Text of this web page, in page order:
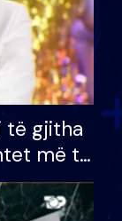
të gjitha
më të
Do më